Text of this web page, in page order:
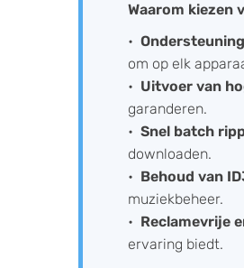
Waarom kiezen
om op elk
Uitvoer van
garanderen.
Snel batch
downloaden.
Behoud van
muziekbeheer.
Reclamevrije
ervaring biedt.